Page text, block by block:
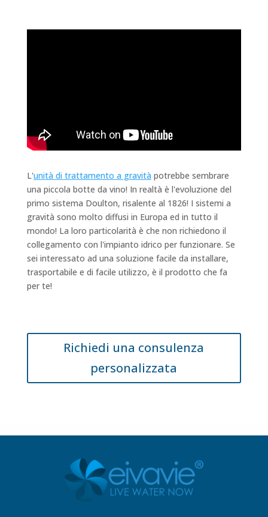
L'unità di trattamento a gravità potrebbe sembrare
una piccola botte da vino! In realtà è l'evoluzione del
primo sistema Doulton, risalente al 1826! I sistemi a
gravità sono molto diffusi in Europa ed in tutto il
mondo! La loro particolarità è che non richiedono il
collegamento con l'impianto idrico per funzionare. Se
sei interessato ad una soluzione facile da installare,
trasportabile e di facile utilizzo, è il prodotto che fa
per te!
Richiedi una consulenza
personalizzata